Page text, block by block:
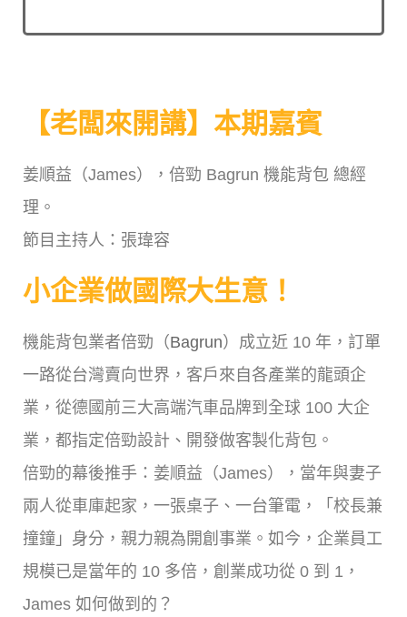
【老闆來開講】本期嘉賓
姜順益（James），倍勁 Bagrun 機能背包 總經
理。
節目主持人：張瑋容
小企業做國際大生意！
機能背包業者倍勁（Bagrun）成立近 10 年，訂單
一路從台灣賣向世界，客戶來自各產業的龍頭企
業，從德國前三大高端汽車品牌到全球 100 大企
業，都指定倍勁設計、開發做客製化背包。
倍勁的幕後推手：姜順益（James），當年與妻子
兩人從車庫起家，一張桌子、一台筆電，「校長兼
撞鐘」身分，親力親為開創事業。如今，企業員工
規模已是當年的 10 多倍，創業成功從 0 到 1，
James 如何做到的？